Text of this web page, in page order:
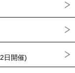
日開催)